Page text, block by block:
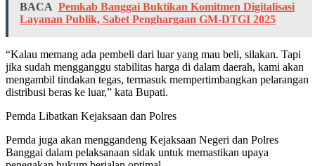
BACA Pemkab Banggai Buktikan Komitmen Digitalisasi
Layanan Publik, Sabet Penghargaan GM-DTGI 2025
“Kalau memang ada pembeli dari luar yang mau beli, silakan. Tapi
jika sudah mengganggu stabilitas harga di dalam daerah, kami akan
mengambil tindakan tegas, termasuk mempertimbangkan pelarangan
distribusi beras ke luar,” kata Bupati.
Pemda Libatkan Kejaksaan dan Polres
Pemda juga akan menggandeng Kejaksaan Negeri dan Polres
Banggai dalam pelaksanaan sidak untuk memastikan upaya